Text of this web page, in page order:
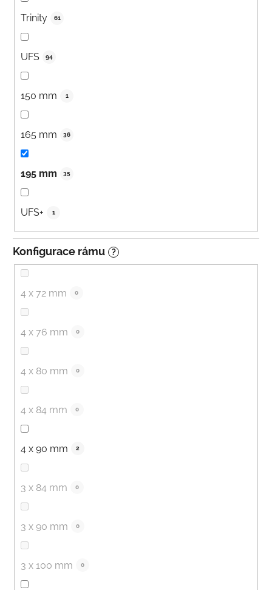
Trinity 61
UFS 94
150 mm 1
165 mm 36
195 mm 35
UFS+ 1
Konfigurace rámu ?
4 x 72 mm 0
4 x 76 mm 0
4 x 80 mm 0
4 x 84 mm 0
4 x 90 mm 2
3 x 84 mm 0
3 x 90 mm 0
3 x 100 mm 0